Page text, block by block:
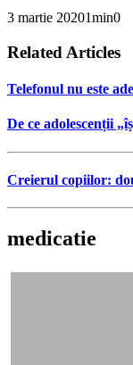
3 martie 20201min0
Related Articles
Telefonul nu este
De ce adolescenții
Creierul copiilor:
medicatie